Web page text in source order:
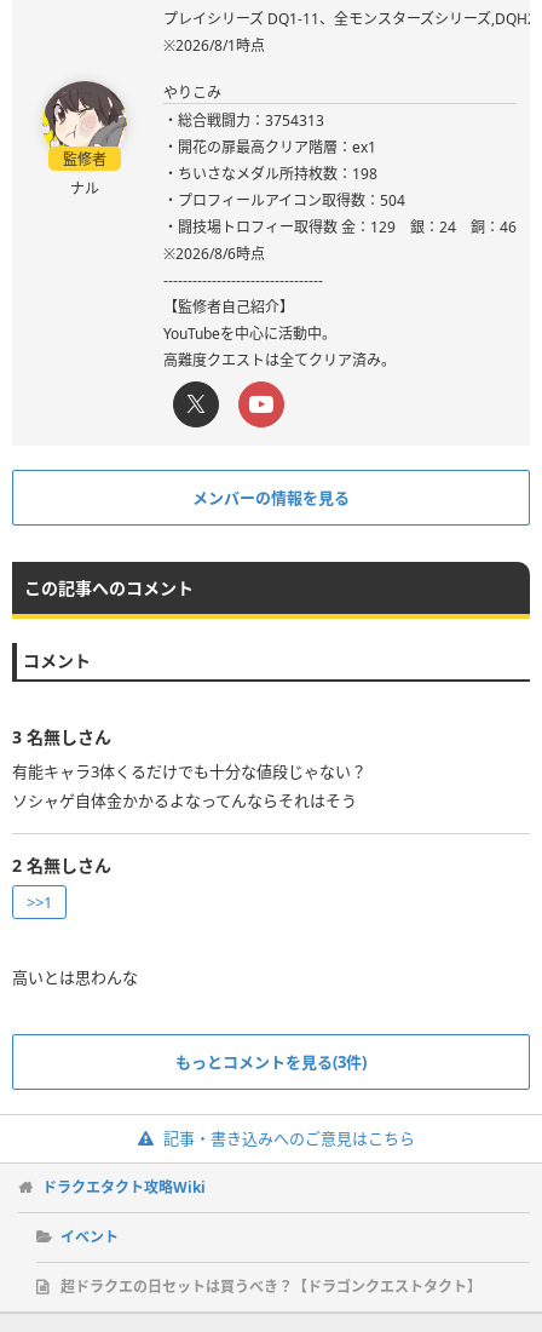
プレイシリーズ DQ1-11、全モンスターズシリーズ
※2026/8/1時点
監修者
ナル
やりこみ
・総合戦闘力：3754313
・開花の扉最高クリア階層：ex1
・ちいさなメダル所持枚数：198
・プロフィールアイコン取得数：504
・闘技場トロフィー取得数 金：129 銀：24 銅：46
※2026/8/6時点
---------------------------------
【監修者自己紹介】
YouTubeを中心に活動中。
高難度クエストは全てクリア済み。
メンバーの情報を見る
この記事へのコメント
コメント
3 名無しさん
有能キャラ3体くるだけでも十分な値段じゃない？
ソシャゲ自体金かかるよなってんならそれはそう
2 名無しさん
>>1
高いとは思わんな
もっとコメントを見る(3件)
記事・書き込みへのご意見はこちら
ドラクエタクト攻略Wiki
イベント
超ドラクエの日セットは買うべき？【ドラゴンクエストタクト】